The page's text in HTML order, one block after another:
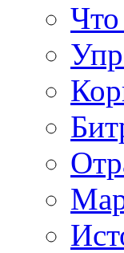
Что